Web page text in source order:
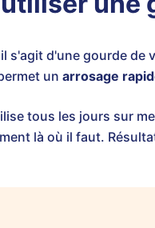
s'agit d'une gourde
un arrosage
tous les jours sur
là où il faut.